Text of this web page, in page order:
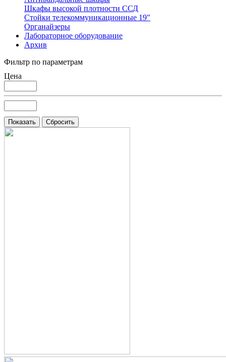
Шкафы высокой плотности ССД
Стойки телекоммуникационные 19"
Органайзеры
Лабораторное оборудование
Архив
Фильтр по параметрам
Цена